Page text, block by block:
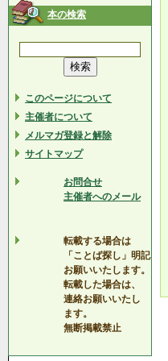
本の検索
このページについて
主催者について
メルマガ登録と解除
サイトマップ
お問合せ
主催者へのメール
転載する場合は
「ことば探し」明記
お願いいたします。
転載した場合は、
連絡お願いいたし
ます。
無断掲載禁止